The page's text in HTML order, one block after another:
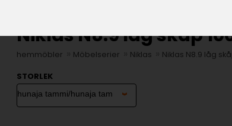
Niklas N8.9 låg skåp
hemmöbler Möbelserier Niklas Niklas N8.9 låg
STORLEK